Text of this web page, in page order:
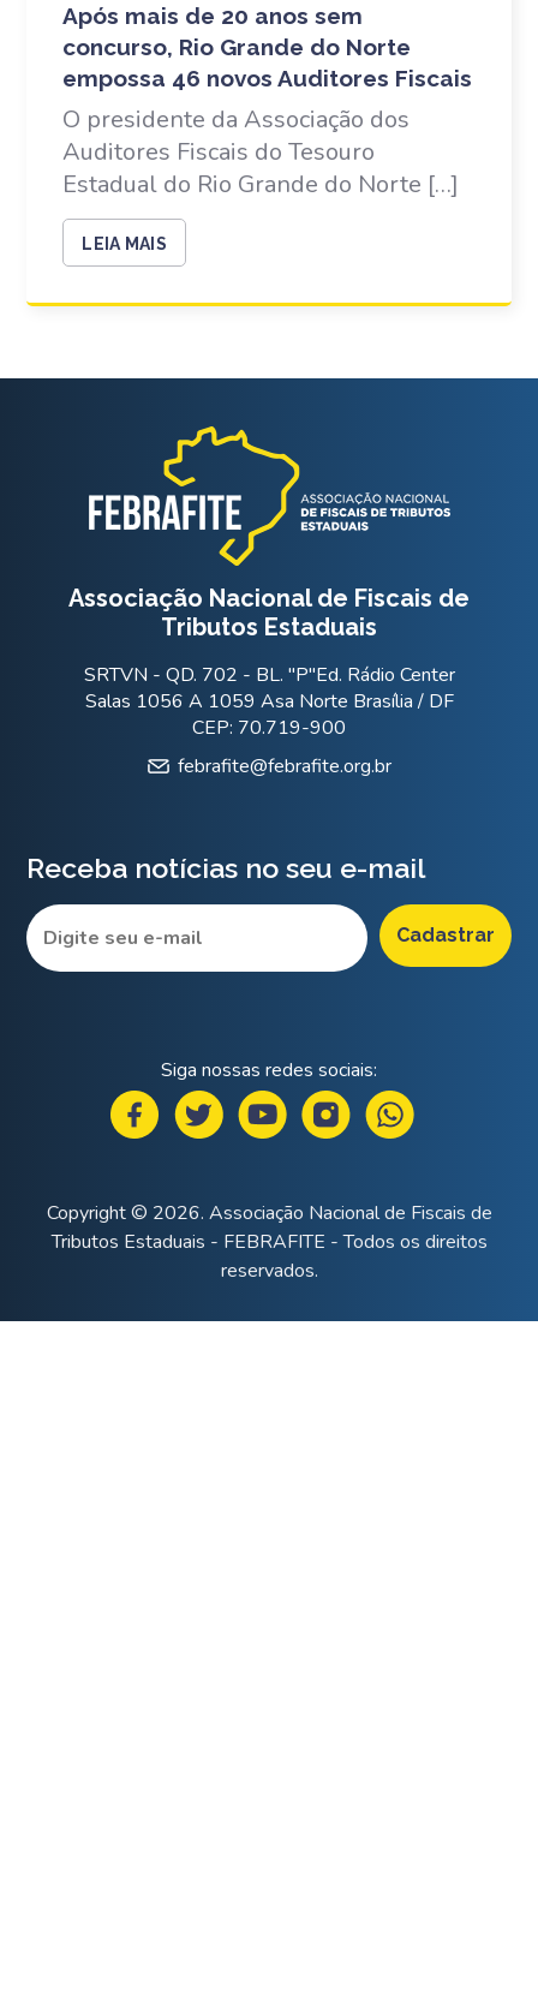
Após mais de 20 anos sem
concurso, Rio Grande do Norte
empossa 46 novos Auditores Fiscais
O presidente da Associação dos
Auditores Fiscais do Tesouro
Estadual do Rio Grande do Norte […]
LEIA MAIS
Associação Nacional de Fiscais de
Tributos Estaduais
SRTVN - QD. 702 - BL. "P"Ed. Rádio Center
Salas 1056 A 1059 Asa Norte Brasília / DF
CEP: 70.719-900
febrafite@febrafite.org.br
Receba notícias no seu e-mail
Siga nossas redes sociais:
Copyright © 2026. Associação Nacional de Fiscais de
Tributos Estaduais - FEBRAFITE - Todos os direitos
reservados.